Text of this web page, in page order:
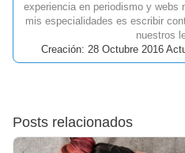
experiencia en periodismo y webs
mis especialidades es escribir
nuestros
Creación: 28 Octubre 2016
Posts relacionados